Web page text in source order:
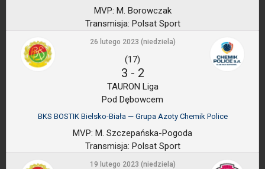
MVP: M. Borowczak
Transmisja: Polsat Sport
26 lutego 2023 (niedziela)
(17)
3 - 2
TAURON Liga
Pod Dębowcem
BKS BOSTIK Bielsko-Biała — Grupa Azoty Chemik Police
MVP: M. Szczepańska-Pogoda
Transmisja: Polsat Sport
19 lutego 2023 (niedziela)